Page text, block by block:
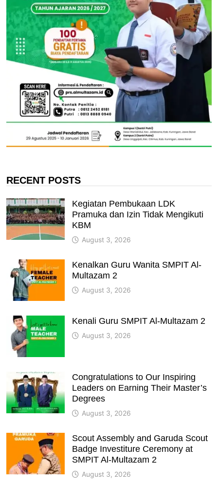
RECENT POSTS
Kegiatan Pembukaan LDK
Pramuka dan Izin Tidak Mengikuti
KBM
August 3, 2026
Kenalkan Guru Wanita SMPIT Al-
Multazam 2
August 3, 2026
Kenali Guru SMPIT Al-Multazam 2
August 3, 2026
Congratulations to Our Inspiring
Leaders on Earning Their Master’s
Degrees
August 3, 2026
Scout Assembly and Garuda Scout
Badge Investiture Ceremony at
SMPIT Al-Multazam 2
August 3, 2026